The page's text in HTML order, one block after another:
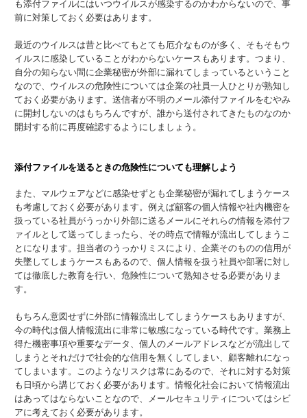
も添付ファイルにはいつウイルスが感染するのかわからないので、事
前に対策しておく必要はあります。
最近のウイルスは昔と比べてもとても厄介なものが多く、そもそもウ
イルスに感染していることがわからないケースもあります。つまり、
自分の知らない間に企業秘密が外部に漏れてしまっているということ
なので、ウイルスの危険性については企業の社員一人ひとりが熟知し
ておく必要があります。送信者が不明のメール添付ファイルをむやみ
に開封しないのはもちろんですが、誰から送付されてきたものなのか
開封する前に再度確認するようにしましょう。
添付ファイルを送るときの危険性についても理解しよう
また、マルウェアなどに感染せずとも企業秘密が漏れてしまうケース
も考慮しておく必要があります。例えば顧客の個人情報や社内機密を
扱っている社員がうっかり外部に送るメールにそれらの情報を添付フ
ァイルとして送ってしまったら、その時点で情報が流出してしまうこ
とになります。担当者のうっかりミスにより、企業そのものの信用が
失墜してしまうケースもあるので、個人情報を扱う社員や部署に対し
ては徹底した教育を行い、危険性について熟知させる必要がありま
す。
もちろん意図せずに外部に情報流出してしまうケースもありますが、
今の時代は個人情報流出に非常に敏感になっている時代です。業務上
得た機密事項や重要なデータ、個人のメールアドレスなどが流出して
しまうとそれだけで社会的な信用を無くしてしまい、顧客離れになっ
てしまいます。このようなリスクは常にあるので、それに対する対策
も日頃から講じておく必要があります。情報化社会において情報流出
はあってはならないことなので、メールセキュリティについてはシビ
アに考えておく必要があります。